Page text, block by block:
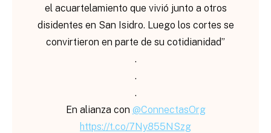
el acuartelamiento que vivió junto a otros
disidentes en San Isidro. Luego los cortes se
convirtieron en parte de su cotidianidad”
.
.
.
En alianza con @ConnectasOrg
https://t.co/7Ny855NSzg